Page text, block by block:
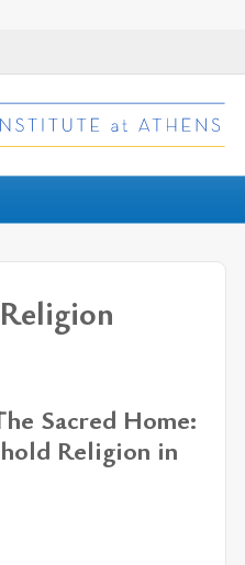
Sacred Home:
Religion in